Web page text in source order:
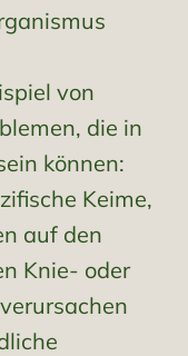
von
die in
können:
Keime,
auf den
Knie- oder